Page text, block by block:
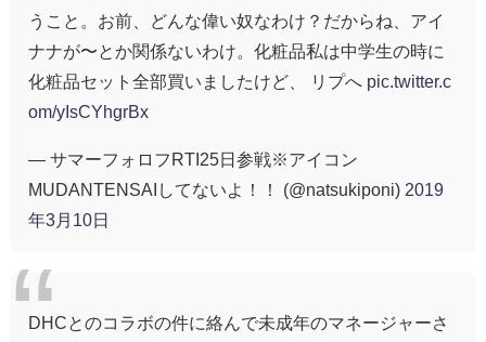
うこと。お前、どんな偉い奴なわけ？だからね、アイ
ナナが〜とか関係ないわけ。化粧品私は中学生の時に
化粧品セット全部買いましたけど、 リプへ pic.twitter.c
om/yIsCYhgrBx
— サマーフォロフRTI25日参戦※アイコン
MUDANTENSAIしてないよ！！ (@natsukiponi) 2019
年3月10日
DHCとのコラボの件に絡んで未成年のマネージャーさ